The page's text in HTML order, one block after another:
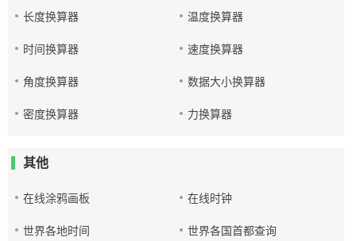
长度换算器 温度换算器
时间换算器 速度换算器
角度换算器 数据大小换算器
密度换算器 力换算器
其他
在线涂鸦画板 在线时钟
世界各地时间 世界各国首都查询